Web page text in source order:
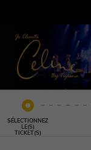
SÉLECTIONNEZ
LE(S)
TICKET(S)